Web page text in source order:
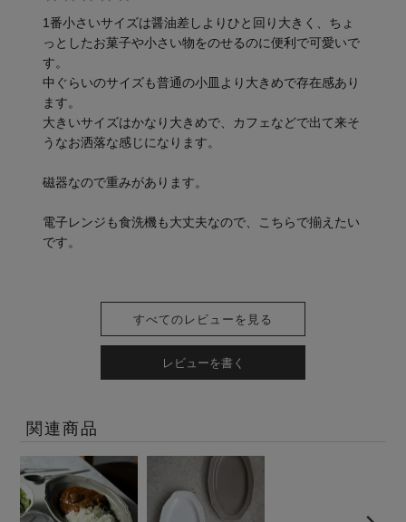
1番小さいサイズは醤油差しよりひと回り大きく、ちょ
っとしたお菓子や小さい物をのせるのに便利で可愛いで
す。
中ぐらいのサイズも普通の小皿より大きめで存在感あり
ます。
大きいサイズはかなり大きめで、カフェなどで出て来そ
うなお洒落な感じになります。
磁器なので重みがあります。
電子レンジも食洗機も大丈夫なので、こちらで揃えたい
です。
すべてのレビューを見る
レビューを書く
関連商品